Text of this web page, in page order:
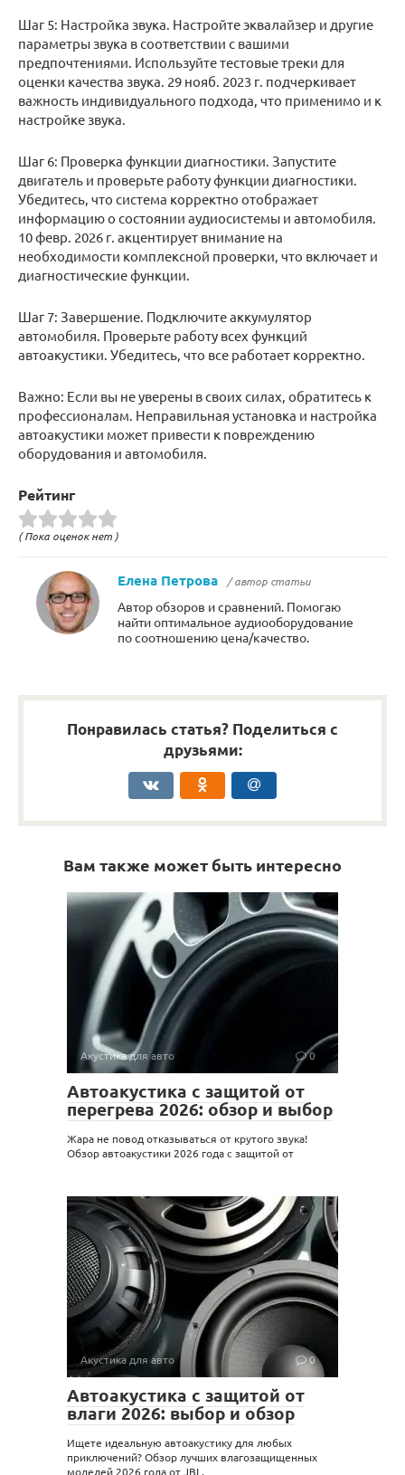
Шаг 5: Настройка звука. Настройте эквалайзер и другие
параметры звука в соответствии с вашими
предпочтениями. Используйте тестовые треки для
оценки качества звука. 29 нояб. 2023 г. подчеркивает
важность индивидуального подхода, что применимо и к
настройке звука.
Шаг 6: Проверка функции диагностики. Запустите
двигатель и проверьте работу функции диагностики.
Убедитесь, что система корректно отображает
информацию о состоянии аудиосистемы и автомобиля.
10 февр. 2026 г. акцентирует внимание на
необходимости комплексной проверки, что включает и
диагностические функции.
Шаг 7: Завершение. Подключите аккумулятор
автомобиля. Проверьте работу всех функций
автоакустики. Убедитесь, что все работает корректно.
Важно: Если вы не уверены в своих силах, обратитесь к
профессионалам. Неправильная установка и настройка
автоакустики может привести к повреждению
оборудования и автомобиля.
Рейтинг
( Пока оценок нет )
Елена Петрова / автор статьи
Автор обзоров и сравнений. Помогаю
найти оптимальное аудиооборудование
по соотношению цена/качество.
Понравилась статья? Поделиться с
друзьями:
Вам также может быть интересно
Акустика для авто 0
Автоакустика с защитой от
перегрева 2026: обзор и выбор
Жара не повод отказываться от крутого звука!
Обзор автоакустики 2026 года с защитой от
Акустика для авто 0
Автоакустика с защитой от
влаги 2026: выбор и обзор
Ищете идеальную автоакустику для любых
приключений? Обзор лучших влагозащищенных
моделей 2026 года от JBL,